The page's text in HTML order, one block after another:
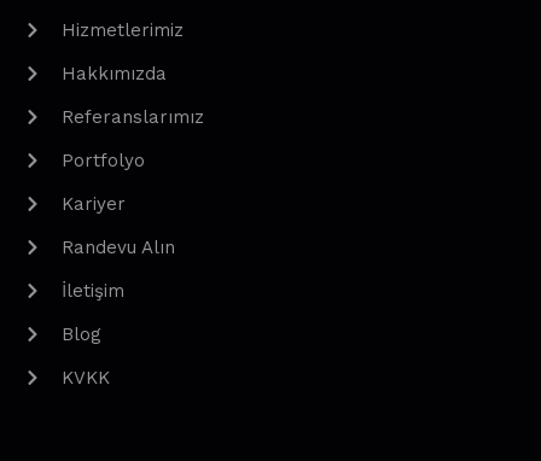
Hizmetlerimiz
Hakkımızda
Referanslarımız
Portfolyo
Kariyer
Randevu Alın
İletişim
Blog
KVKK